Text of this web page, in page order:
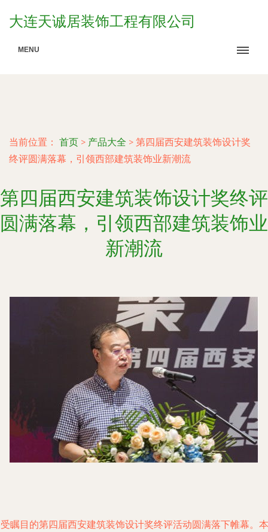
大连天诚居装饰工程有限公司
MENU
当前位置： 首页 > 产品大全 > 第四届西安建筑装饰设计奖
终评圆满落幕，引领西部建筑装饰业新潮流
第四届西安建筑装饰设计奖终评
圆满落幕，引领西部建筑装饰业
新潮流
瞩目的第四届西安建筑装饰设计奖终评活动圆满落下帷幕。本